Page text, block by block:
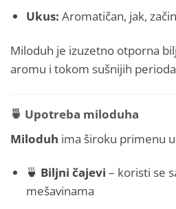
Ukus: Aromatičan, jak,
Miloduh je izuzetno otporna
aromu i tokom sušnijih
🍵 Upotreba miloduha
Miloduh ima široku primenu
🍵 Biljni čajevi – koristi se
mešavinama